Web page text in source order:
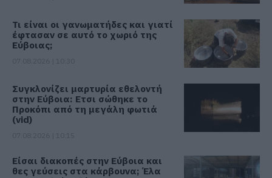
Τι είναι οι γανωματήδες και γιατί
έφτασαν σε αυτό το χωριό της
Εύβοιας;
Συγκλονίζει μαρτυρία εθελοντή
στην Εύβοια: Ετσι σώθηκε το
Προκόπι από τη μεγάλη φωτιά
(vid)
Είσαι διακοπές στην Εύβοια και
θες γεύσεις στα κάρβουνα; Έλα